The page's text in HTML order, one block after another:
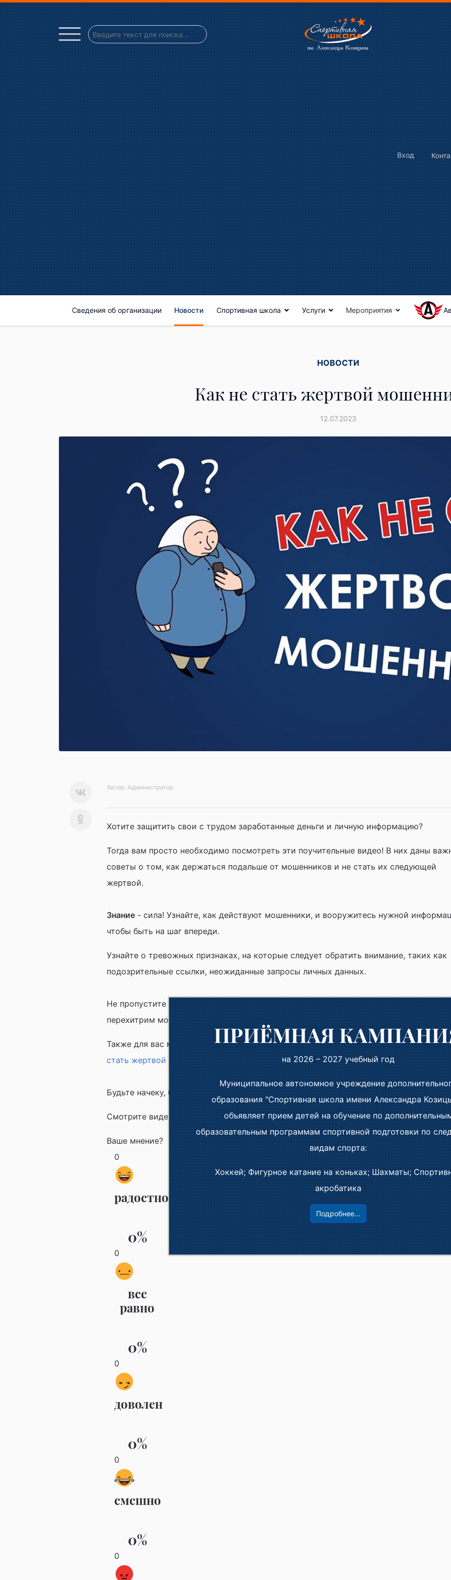
Вход
Сведения об организации Новости Спортивная школа Услуги Мероприятия
НОВОСТИ
Как не стать жертвой
12.07.2023
Автор: Администратор
Хотите защитить свои с трудом заработанные деньги и личную информацию?
Тогда вам просто необходимо посмотреть эти поучительные видео! В них даны
советы о том, как держаться подальше от мошенников и не стать их следующей
жертвой.
Знание - сила! Узнайте, как действуют мошенники, и вооружитесь нужной
чтобы быть на шаг впереди.
Узнайте о тревожных признаках, на которые следует обратить внимание, таких как
подозрительные ссылки, неожиданные запросы личных данных.
Не пропустите это бесценное видео. Посмотрите прямо сейчас, и давайте вместе
перехитрим мошенников!
Также для вас мы подготовили необходимые памятки. Сохраняйте их: Памятки "Как
стать жертвой мошенников"
Будьте начеку, будьте в безопасности!
Смотрите виде по сылке : Видео "Как не стать жертвой мошенников"
Ваше мнение?
0
радостно
0%
0
все
равно
0%
0
доволен
0%
0
смешно
0%
0
ПРИЁМНАЯ
на 2026 – 2027 учебный год
Муниципальное автономное учреждение
образования "Спортивная школа имени Александра
объявляет прием детей на обучение по
образовательным программам спортивной подготовки по
видам спорта:
Хоккей; Фигурное катание на коньках; Шахматы;
акробатика
Подробнее...